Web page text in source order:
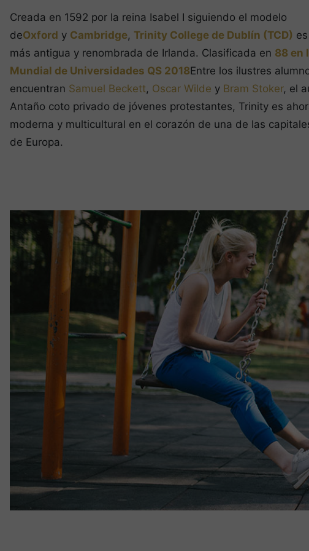
Creada en 1592 por la reina Isabel I siguiendo el modelo
deOxford y Cambridge, Trinity College de Dublín (TCD)
más antigua y renombrada de Irlanda. Clasificada en 88 en
Mundial de Universidades QS 2018Entre los ilustres
encuentran Samuel Beckett, Oscar Wilde y Bram Stoker, el
Antaño coto privado de jóvenes protestantes, Trinity es
moderna y multicultural en el corazón de una de las
de Europa.